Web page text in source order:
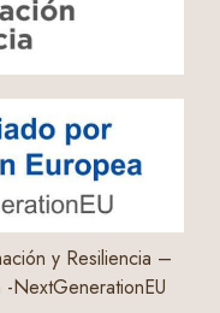
y Resiliencia –
NextGenerationEU